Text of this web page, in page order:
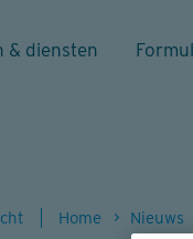
& diensten
Home Nieuws